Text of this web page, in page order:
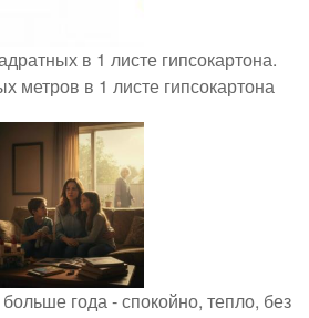
в 1 листе гипсокартона.
метров в 1 листе гипсокартона
года - спокойно, тепло, без